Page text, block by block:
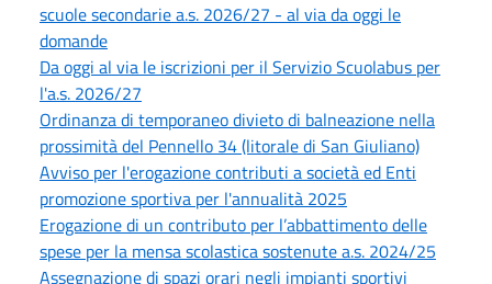
scuole secondarie a.s. 2026/27 - al via da oggi le
domande
Da oggi al via le iscrizioni per il Servizio Scuolabus per
l'a.s. 2026/27
Ordinanza di temporaneo divieto di balneazione nella
prossimità del Pennello 34 (litorale di San Giuliano)
Avviso per l'erogazione contributi a società ed Enti
promozione sportiva per l'annualità 2025
Erogazione di un contributo per l’abbattimento delle
spese per la mensa scolastica sostenute a.s. 2024/25
Assegnazione di spazi orari negli impianti sportivi